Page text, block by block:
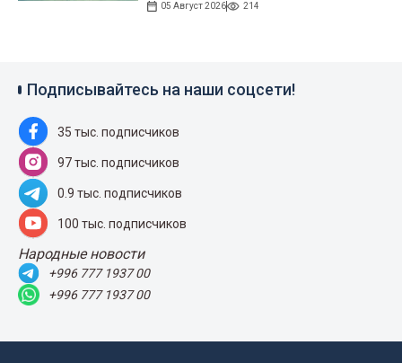
05 Август 2026 214
Подписывайтесь на наши соцсети!
35 тыс. подписчиков
97 тыс. подписчиков
0.9 тыс. подписчиков
100 тыс. подписчиков
Народные новости
+996 777 1937 00
+996 777 1937 00